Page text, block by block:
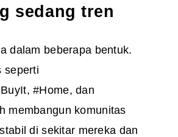
sedang tren
dalam beberapa bentuk.
seperti
#Home, dan
membangun komunitas
di sekitar mereka dan